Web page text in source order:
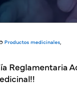
Productos medicinales
Reglamentaria